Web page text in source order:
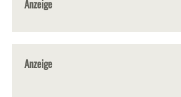
Anzeige
Anzeige